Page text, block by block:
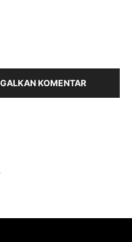
KOMENTAR